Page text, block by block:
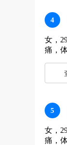
4
女，
痛，
5
女，
痛，